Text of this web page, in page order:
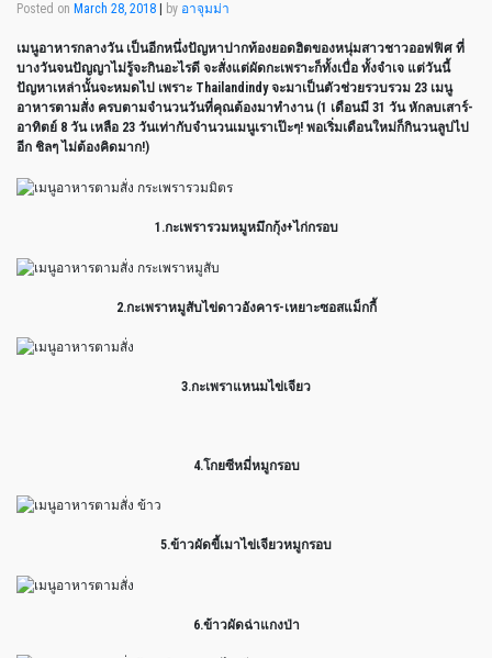
Posted on March 28, 2018 by อาจุมม่า
เมนูอาหารกลางวัน เป็นอีกหนึ่งปัญหาปากท้องยอดฮิตของหนุ่มสาวชาวออฟฟิศ ที่
บางวันจนปัญญาไม่รู้จะกินอะไรดี จะสั่งแต่ผัดกะเพราะก็ทั้งเบื่อ ทั้งจำเจ แต่วันนี้
ปัญหาเหล่านั้นจะหมดไป เพราะ Thailandindy จะมาเป็นตัวช่วยรวบรวม 23 เมนู
อาหารตามสั่ง ครบตามจำนวนวันที่คุณต้องมาทำงาน (1 เดือนมี 31 วัน หักลบเสาร์-
อาทิตย์ 8 วัน เหลือ 23 วันเท่ากับจำนวนเมนูเราเป๊ะๆ! พอเริ่มเดือนใหม่ก็กินวนลูปไป
อีก ชิลๆ ไม่ต้องคิดมาก!)
1.กะเพรารวมหมูหมึกกุ้ง+ไก่กรอบ
2.กะเพราหมูสับไข่ดาวอังคาร-เหยาะซอสแม็กกี้
3.กะเพราแหนมไข่เจียว
4.โกยซีหมี่หมูกรอบ
5.ข้าวผัดขี้เมาไข่เจียวหมูกรอบ
6.ข้าวผัดฉ่าแกงป่า